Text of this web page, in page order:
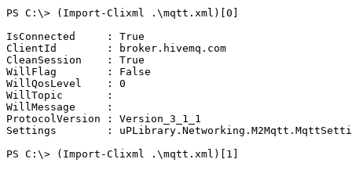
PS C:\> (Import-Clixml .\mqtt.xml)[0]
IsConnected     : True
ClientId        : broker.hivemq.com
CleanSession    : True
WillFlag        : False
WillQosLevel    : 0
WillTopic       :
WillMessage     :
ProtocolVersion : Version_3_1_1
Settings        :
PS C:\> (Import-Clixml .\mqtt.xml)[1]